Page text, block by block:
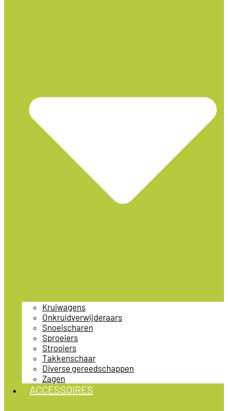
Kruiwagens
Onkruidverwijderaars
Snoeischaren
Sproeiers
Strooiers
Takkenschaar
Diverse gereedschappen
Zagen
ACCESSOIRES